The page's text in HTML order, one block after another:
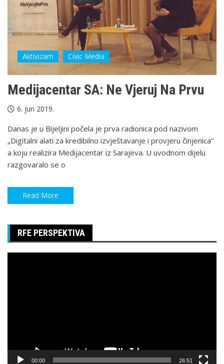
Aktivizam Civic Media
Medijacentar SA: Ne Vjeruj Na Prvu
6. jun 2019.
Danas je u Bijeljini počela je prva radionica pod nazivom
„Digitalni alati za kredibilno izvještavanje i provjeru činjenica“
a koju realizira Medijacentar iz Sarajeva. U uvodnom dijelu
razgovaralo se o
Read More
RFE PERSPEKTIVA
00:00 26:51